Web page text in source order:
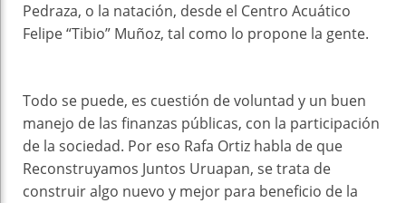
Pedraza, o la natación, desde el Centro Acuático
Felipe “Tibio” Muñoz, tal como lo propone la gente.
Todo se puede, es cuestión de voluntad y un buen
manejo de las finanzas públicas, con la participación
de la sociedad. Por eso Rafa Ortiz habla de que
Reconstruyamos Juntos Uruapan, se trata de
construir algo nuevo y mejor para beneficio de la